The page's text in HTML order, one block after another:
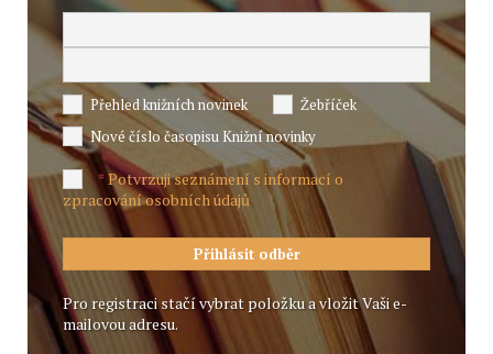
Přehled knižních novinek
Žebříček
Nové číslo časopisu Knižní novinky
*Potvrzuji seznámení s informací o
zpracování osobních údajů
Pro registraci stačí vybrat položku a vložit Vaši e-
mailovou adresu.